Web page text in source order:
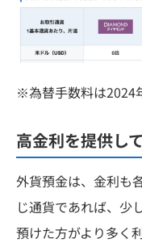
※為替手数料は2024
高金利を提供し
外貨預金は、金利も
じ通貨であれば、少
預けた方がより多く